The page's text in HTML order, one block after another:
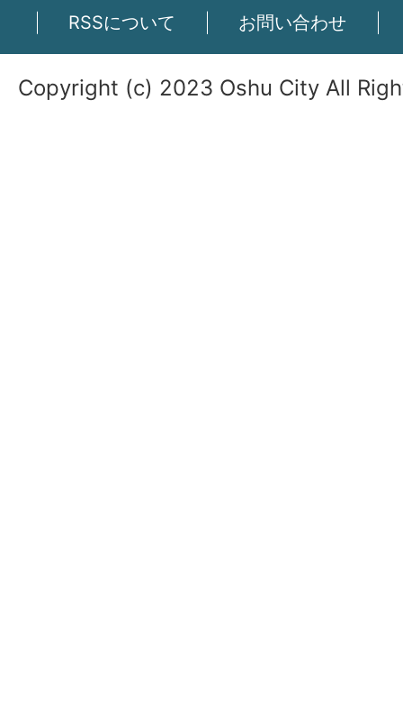
RSSについて お問い合わせ
Copyright (c) 2023 Oshu City All